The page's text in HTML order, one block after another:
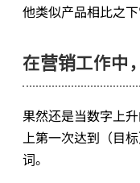
他类似产品相比之
在营销工作中
果然还是当数字上
上第一次达到（目
词。